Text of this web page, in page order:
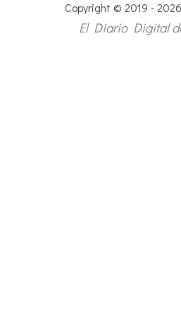
Copyright © 2019 -
El Diario Digital